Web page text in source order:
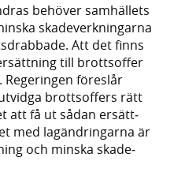
behöver sam­hällets
skade­verk­ningarna
Att det finns
till brottsoffer
föreslår
brotts­offers rätt
att få ut sådan ersätt­
med lagänd­ringarna är
och minska skade­